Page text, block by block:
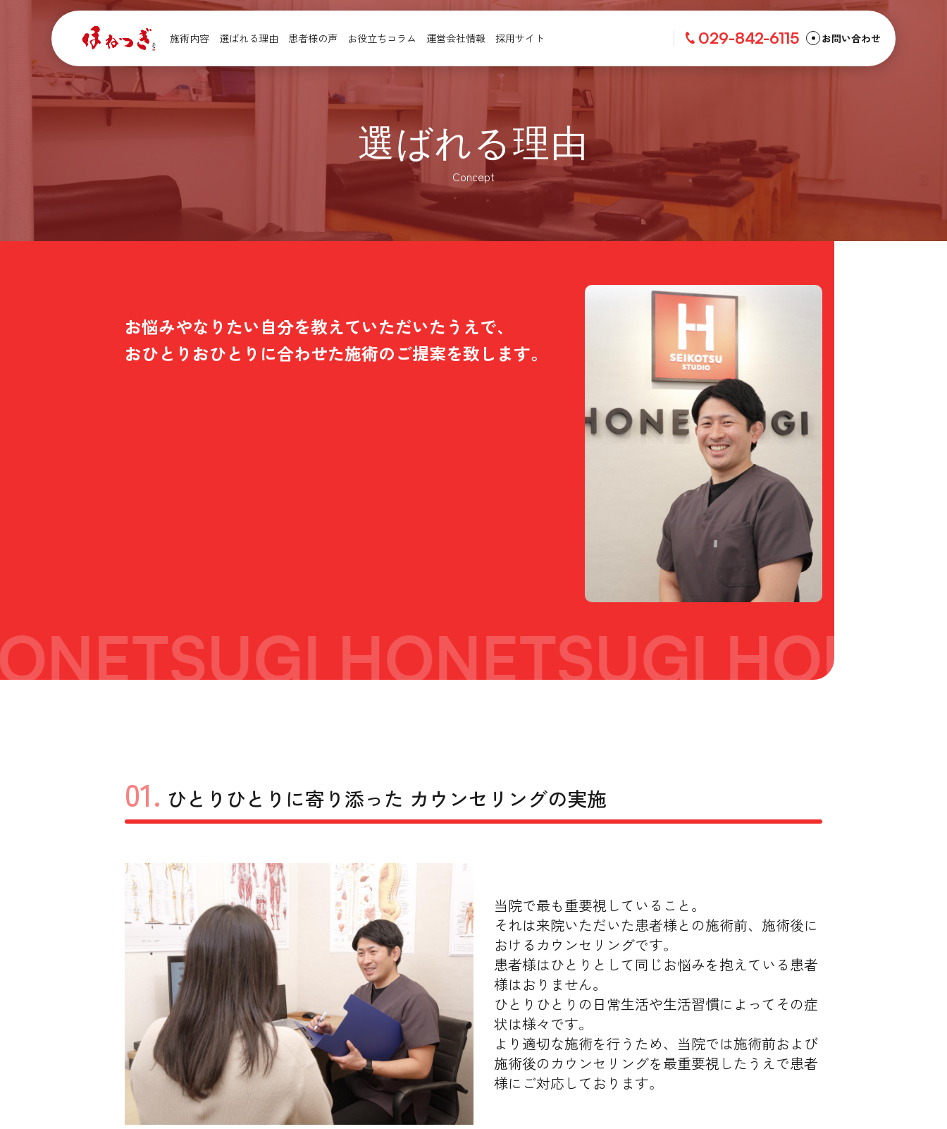
施術内容 選ばれる理由 患者様の声 お役立ちコラム 運営会社情報 採用サイト 029-842-6115 お問い合わせ
選ばれる理由
Concept
HONETSUGI
お悩みやなりたい自分を教えていただいたうえで、
おひとりおひとりに合わせた施術のご提案を致します。
01. ひとりひとりに寄り添った カウンセリングの実施
当院で最も重要視していること。
それは来院いただいた患者様との施術前、施術後に
おけるカウンセリングです。
患者様はひとりとして同じお悩みを抱えている患者
様はおりません。
ひとりひとりの日常生活や生活習慣によってその症
状は様々です。
より適切な施術を行うため、当院では施術前および
施術後のカウンセリングを最重要視したうえで患者
様にご対応しております。